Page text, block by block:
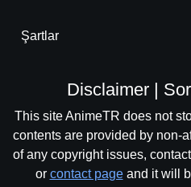
Şartlar
Disclaimer |
This site AnimeTR does not
contents are provided by non-
of any copyright issues, contact
or contact pageand it will